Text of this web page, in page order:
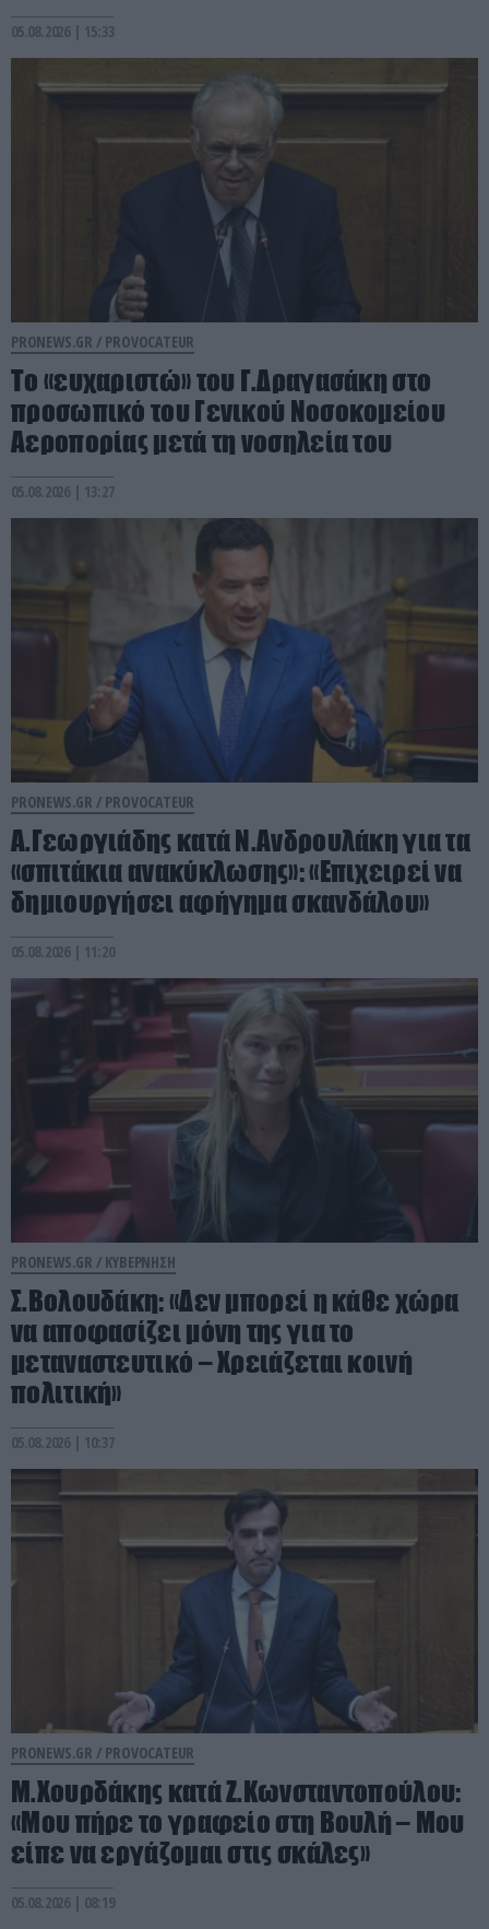
05.08.2026 | 15:33
PRONEWS.GR / PROVOCATEUR
Το «ευχαριστώ» του Γ.Δραγασάκη στο
προσωπικό του Γενικού Νοσοκομείου
Αεροπορίας μετά τη νοσηλεία του
05.08.2026 | 13:27
PRONEWS.GR / PROVOCATEUR
Α.Γεωργιάδης κατά Ν.Ανδρουλάκη για τα
«σπιτάκια ανακύκλωσης»: «Επιχειρεί να
δημιουργήσει αφήγημα σκανδάλου»
05.08.2026 | 11:20
PRONEWS.GR / ΚΥΒΕΡΝΗΣΗ
Σ.Βολουδάκη: «Δεν μπορεί η κάθε χώρα
να αποφασίζει μόνη της για το
μεταναστευτικό – Χρειάζεται κοινή
πολιτική»
05.08.2026 | 10:37
PRONEWS.GR / PROVOCATEUR
Μ.Χουρδάκης κατά Ζ.Κωνσταντοπούλου:
«Μου πήρε το γραφείο στη Βουλή – Μου
είπε να εργάζομαι στις σκάλες»
05.08.2026 | 08:19